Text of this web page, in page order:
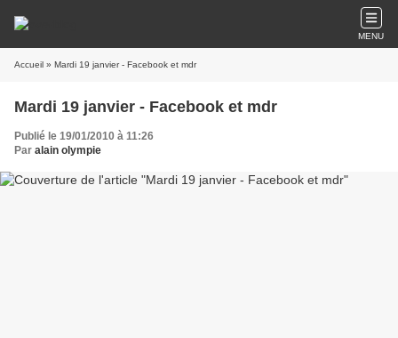
MENU
Accueil » Mardi 19 janvier - Facebook et mdr
Mardi 19 janvier - Facebook et mdr
Publié le 19/01/2010 à 11:26
Par alain olympie